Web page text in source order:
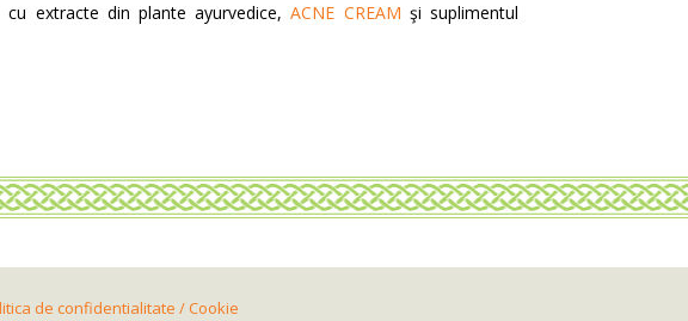
cu extracte din plante ayurvedice,ACNE CREAM şi suplimentul
de confidentialitate / Cookie